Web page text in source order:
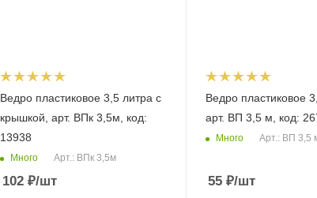
Ведро пластиковое 3,5 литра с
крышкой, арт. ВПк 3,5м, код:
13938
Много Арт.: ВПк 3,5м
102 ₽/шт
Ведро пластиковое
арт. ВП 3,5 м, код:
Много Арт.: ВП 3,5
55₽/шт